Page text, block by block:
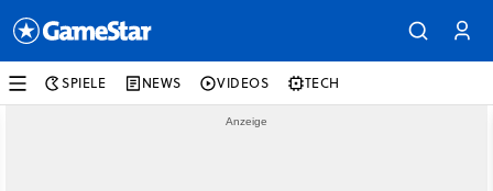
SPIELE NEWS VIDEOS TECH